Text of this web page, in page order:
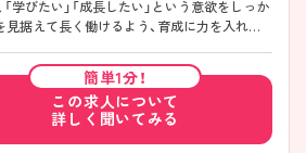
学びたい」「成長したい」という意欲をしっか
見据えて長く働けるよう、育成に力を入れて
い方におすすめの職場です。 ご興味ある方に
詳細をお話しいたしますのでお気軽にご相談
簡単1分！
この求人について
詳しく聞いてみる